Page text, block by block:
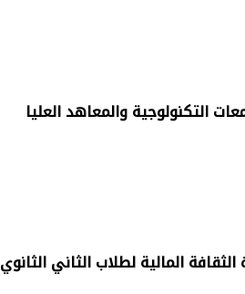
التكنولوجية والمعاهد العليا
المالية لطلاب الثاني الثانوي